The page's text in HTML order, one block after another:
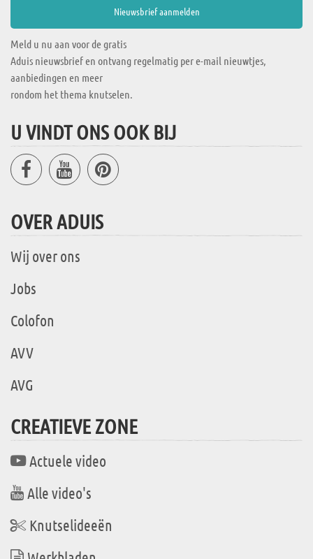
Meld u nu aan voor de gratis
Aduis nieuwsbrief en ontvang regelmatig per e-mail nieuwtjes,
aanbiedingen en meer
rondom het thema knutselen.
U VINDT ONS OOK BIJ
OVER ADUIS
Wij over ons
Jobs
Colofon
AVV
AVG
CREATIEVE ZONE
Actuele video
Alle video's
Knutselideeën